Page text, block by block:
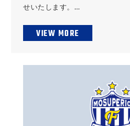
せいたします。…
VIEW MORE